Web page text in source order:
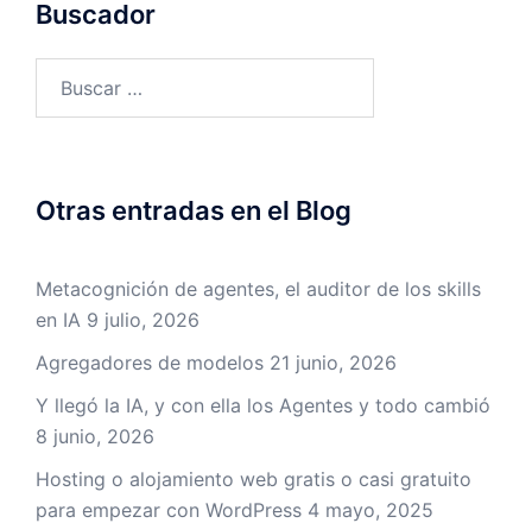
Buscador
Otras entradas en el Blog
Metacognición de agentes, el auditor de los skills
en IA 9 julio, 2026
Agregadores de modelos 21 junio, 2026
Y llegó la IA, y con ella los Agentes y todo cambió
8 junio, 2026
Hosting o alojamiento web gratis o casi gratuito
para empezar con WordPress 4 mayo, 2025